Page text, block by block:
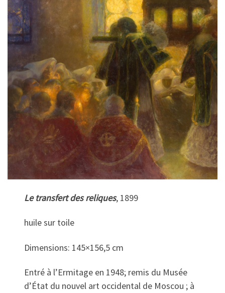
Le transfert des reliques, 1899
huile sur toile
Dimensions: 145×156,5 cm
Entré à l’Ermitage en 1948; remis du Musée
d’État du nouvel art occidental de Moscou ; à